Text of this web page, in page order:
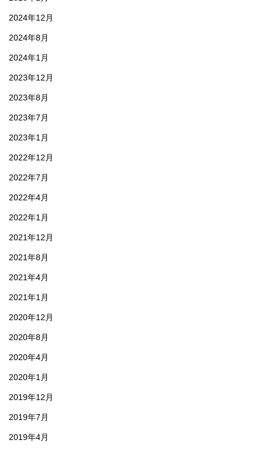
2024年12月
2024年8月
2024年1月
2023年12月
2023年8月
2023年7月
2023年1月
2022年12月
2022年7月
2022年4月
2022年1月
2021年12月
2021年8月
2021年4月
2021年1月
2020年12月
2020年8月
2020年4月
2020年1月
2019年12月
2019年7月
2019年4月